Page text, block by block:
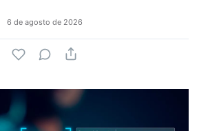
6 de agosto de 2026